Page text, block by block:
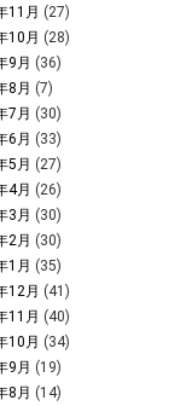
11月 (27)
10月 (28)
9月 (36)
8月 (7)
7月 (30)
6月 (33)
5月 (27)
4月 (26)
3月 (30)
2月 (30)
1月 (35)
12月 (41)
11月 (40)
10月 (34)
9月 (19)
8月 (14)